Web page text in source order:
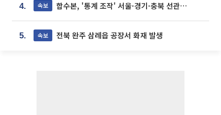
4. 속보 합수본, '통계 조작' 서울·경기·충북 선관위 등 추가 압수수색
5. 속보 전북 완주 삼례읍 공장서 화재 발생